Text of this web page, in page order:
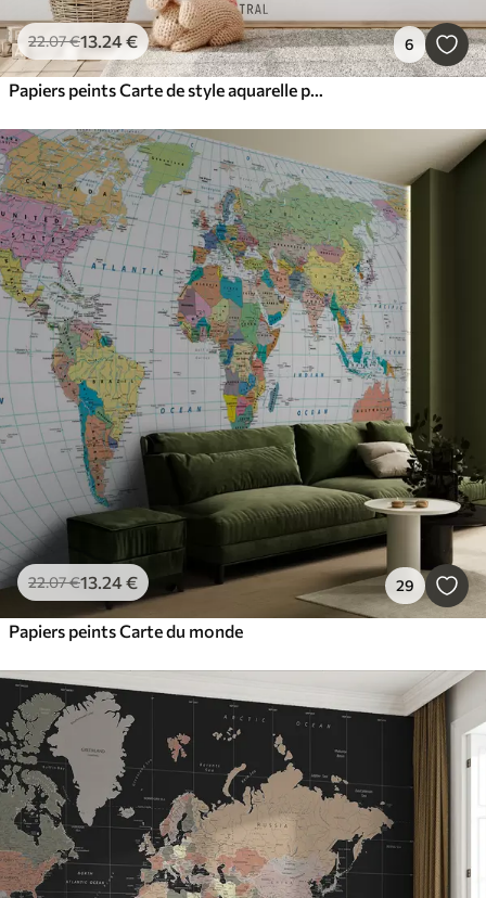
22.07€13.24€ 6
Papiers peints Carte de style aquarelle pour enfants avec des animaux et des montgolfières. En français. Couleur beige.
22.07€13.24€ 29
Papiers peints Carte du monde